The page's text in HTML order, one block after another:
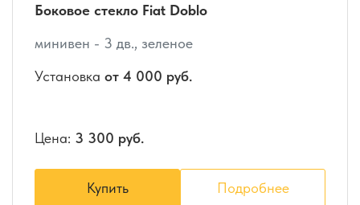
Боковое стекло Fiat Doblo
минивен - 3 дв., зеленое
Установка от 4 000 руб.
Цена: 3 300 руб.
Купить Подробнее